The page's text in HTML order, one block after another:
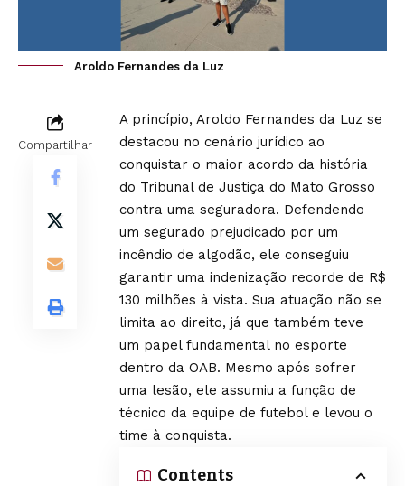
Aroldo Fernandes da Luz
Compartilhar
A princípio, Aroldo Fernandes da Luz se
destacou no cenário jurídico ao
conquistar o maior acordo da história
do Tribunal de Justiça do Mato Grosso
contra uma seguradora. Defendendo
um segurado prejudicado por um
incêndio de algodão, ele conseguiu
garantir uma indenização recorde de R$
130 milhões à vista. Sua atuação não se
limita ao direito, já que também teve
um papel fundamental no esporte
dentro da OAB. Mesmo após sofrer
uma lesão, ele assumiu a função de
técnico da equipe de futebol e levou o
time à conquista.
Contents